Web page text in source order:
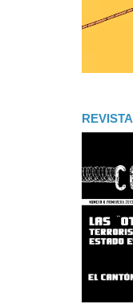
REVISTA